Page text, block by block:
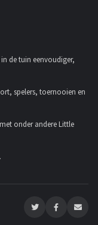
de tuin eenvoudiger,
spelers, toernooien en
onder andere Little